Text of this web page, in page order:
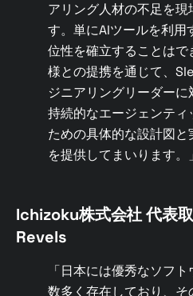
アリング人材の不足を現
す。単にAIツールを利用
位性を確立することは
様との提携を通じて、
ジニアリングリーダー
持続的なエージェンティ
ための具体的な設計図
を提供してまいります。」
Ichizoku株式会社 代表
Revels
「日本には優秀なソフ
数多く存在しており、